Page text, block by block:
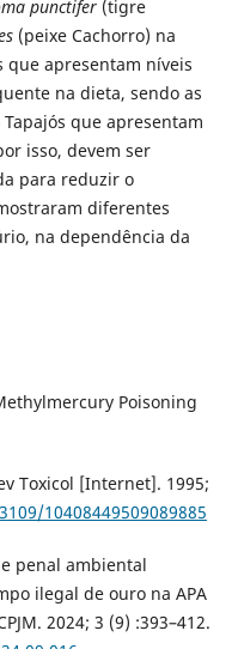
punctifer(tigre
(peixe Cachorro) na
que apresentam níveis
na dieta, sendo as
que apresentam
isso, devem ser
para reduzir o
diferentes
na dependência da
Poisoning
Toxicol [Internet]. 1995;
10408449509089885
penal ambiental
ilegal de ouro na APA
2024; 3 (9) :393–412.